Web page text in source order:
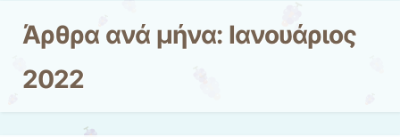
Άρθρα ανά μήνα: Ιανουάριος
2022